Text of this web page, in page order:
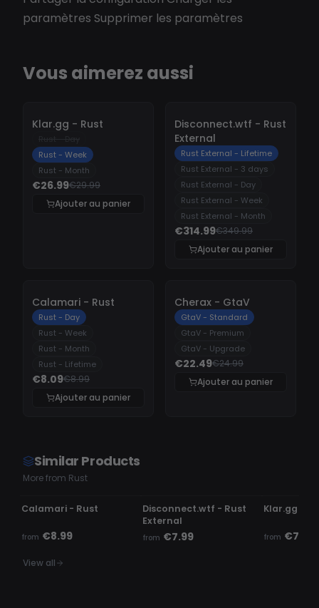
paramètres Supprimer les paramètres
Vous aimerez aussi
-
Klar.gg - Rust
Rust - Week
Rust - Month
€26.99€29.99
Ajouter au panier
-
Disconnect.wtf - Rust
External
Rust External - Lifetime
Rust External - 3 days
Rust External - Day
Rust External - Week
Rust External - Month
€314.99€349.99
Ajouter au panier
10%
Calamari - Rust
Rust - Day
Rust - Week
Rust - Month
Rust - Lifetime
€8.09€8.99
Ajouter au panier
-
Cherax - GtaV
GtaV - Standard
GtaV - Premium
GtaV - Upgrade
€22.49€24.99
Ajouter au panier
Similar Products
More from Rust
OFFLINE
Calamari - Rust
from €8.99
Disconnect.wtf - Rust
External
from €7.99
Klar.gg -
from €7.99
View all